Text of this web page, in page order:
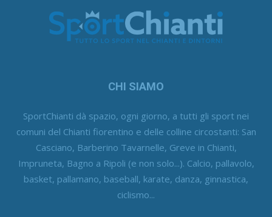
CHI SIAMO
SportChianti dà spazio, ogni giorno, a tutti gli sport nei
comuni del Chianti fiorentino e delle colline circostanti: San
Casciano, Barberino Tavarnelle, Greve in Chianti,
Impruneta, Bagno a Ripoli (e non solo...). Calcio, pallavolo,
basket, pallamano, baseball, karate, danza, ginnastica,
ciclismo...